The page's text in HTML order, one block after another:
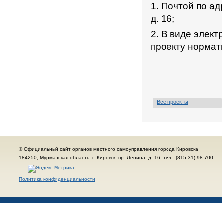
1. Почтой по
д. 16;
2. В виде
проекту
Все проекты
© Официальный сайт органов местного самоуправления города Кировска
184250, Мурманская область, г. Кировск, пр. Ленина, д. 16, тел.: (815-31) 98-700
Политика конфиденциальности